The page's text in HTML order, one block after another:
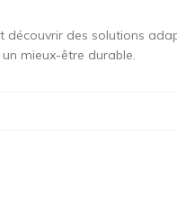
des solutions
mieux-être durable.